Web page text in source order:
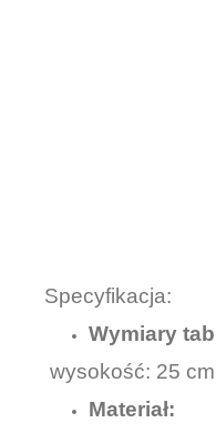
Specyfikacja:
Wymiary
wysokość: 25
Materiał: